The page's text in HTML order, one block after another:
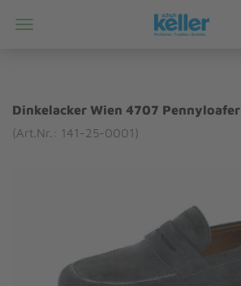
Dinkelacker Wien 4707 Pennyloafer
(Art.Nr.: 141-25-0001)